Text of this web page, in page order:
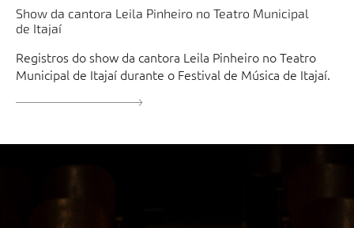
Show da cantora Leila Pinheiro no Teatro Municipal
de Itajaí
Registros do show da cantora Leila Pinheiro no Teatro
Municipal de Itajaí durante o Festival de Música de Itajaí.